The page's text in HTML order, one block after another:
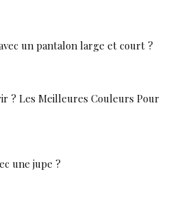
un pantalon large et court ?
? Les Meilleures Couleurs Pour
une jupe ?